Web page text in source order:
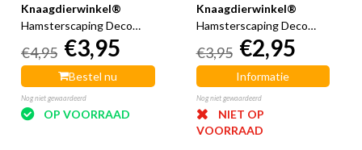
Knaagdierwinkel®
Hamsterscaping Deco
Houten Slee 9 cm
€4,95 €3,95
Bestel nu
Nog niet gewaardeerd
OP VOORRAAD
Knaagdierwinkel®
Hamsterscaping Deco
Houten Wegwijzer 12 cm
€3,95 €2,95
Informatie
Nog niet gewaardeerd
NIET OP
VOORRAAD